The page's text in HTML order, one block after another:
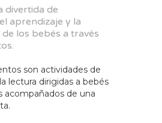
divertida de
aprendizaje y la
los bebés a través
son actividades de
lectura dirigidas a bebés
acompañados de una